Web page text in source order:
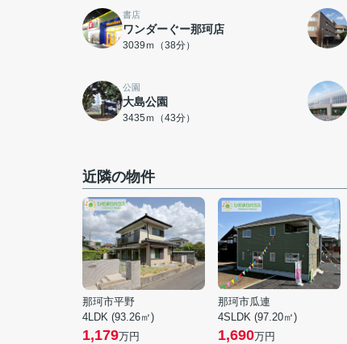
書店
ワンダーぐー那珂店
3039ｍ（38分）
公園
大島公園
3435ｍ（43分）
近隣の物件
那珂市平野
4LDK (93.26㎡)
1,179万円
那珂市瓜連
4SLDK (97.20㎡)
1,690万円